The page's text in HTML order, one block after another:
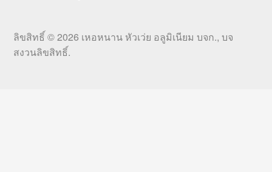
ลิขสิทธิ์ © 2026 เหอหนาน หัวเว่ย อลูมิเนียม บจก., บจ
สงวนลิขสิทธิ์.